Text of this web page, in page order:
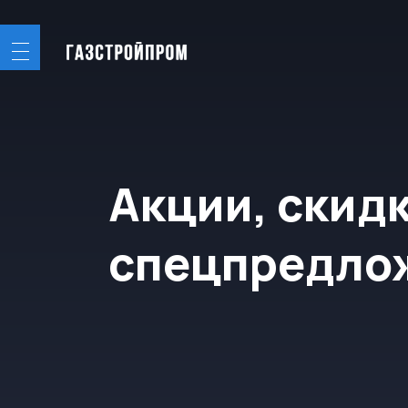
Акции, скидки